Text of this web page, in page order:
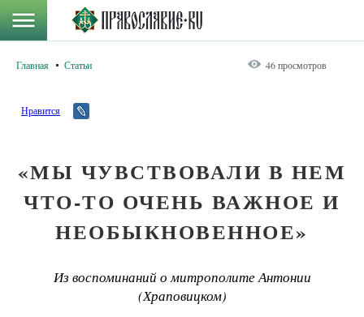
Главная Статьи 46 просмотров
Нравится
«МЫ ЧУВСТВОВАЛИ В НЕМ
ЧТО-ТО ОЧЕНЬ ВАЖНОЕ И
НЕОБЫКНОВЕННОЕ»
Из воспоминаний о митрополите Антонии
(Храповицком)